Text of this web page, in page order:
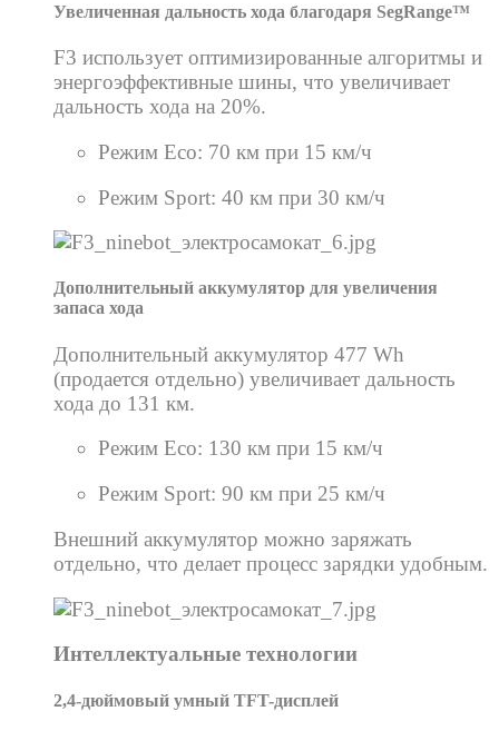
Увеличенная дальность хода благодаря SegRange™
F3 использует оптимизированные алгоритмы и
энергоэффективные шины, что увеличивает
дальность хода на 20%.
Режим Eco: 70 км при 15 км/ч
Режим Sport: 40 км при 30 км/ч
Дополнительный аккумулятор для увеличения
запаса хода
Дополнительный аккумулятор 477 Wh
(продается отдельно) увеличивает дальность
хода до 131 км.
Режим Eco: 130 км при 15 км/ч
Режим Sport: 90 км при 25 км/ч
Внешний аккумулятор можно заряжать
отдельно, что делает процесс зарядки удобным.
Интеллектуальные технологии
2,4-дюймовый умный TFT-дисплей